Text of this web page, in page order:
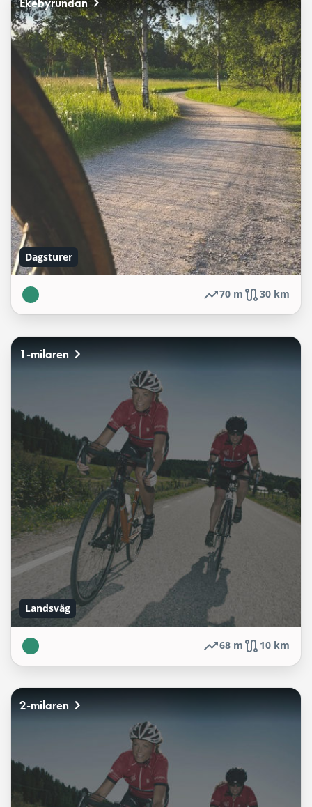
Dagsturer
70 m 30 km
1-milaren
Landsväg
68 m 10 km
2-milaren